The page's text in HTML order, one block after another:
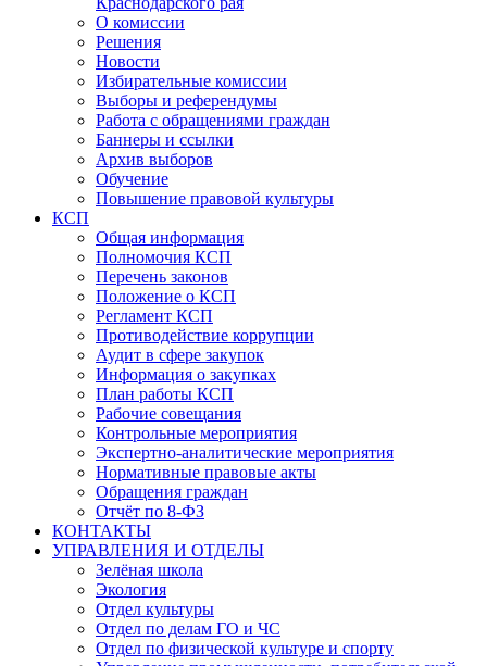
О комиссии
Решения
Новости
Избирательные комиссии
Выборы и референдумы
Работа с обращениями граждан
Баннеры и ссылки
Архив выборов
Обучение
Повышение правовой культуры
КСП
Общая информация
Полномочия КСП
Перечень законов
Положение о КСП
Регламент КСП
Противодействие коррупции
Аудит в сфере закупок
Информация о закупках
План работы КСП
Рабочие совещания
Контрольные мероприятия
Экспертно-аналитические мероприятия
Нормативные правовые акты
Обращения граждан
Отчёт по 8-ФЗ
КОНТАКТЫ
УПРАВЛЕНИЯ И ОТДЕЛЫ
Зелёная школа
Экология
Отдел культуры
Отдел по делам ГО и ЧС
Отдел по физической культуре и спорту